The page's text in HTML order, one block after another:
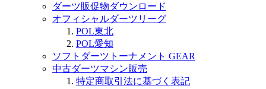
ダーツ販促物ダウンロード
オフィシャルダーツリーグ
POL東北
POL愛知
ソフトダーツトーナメント GEAR
中古ダーツマシン販売
特定商取引法に基づく表記